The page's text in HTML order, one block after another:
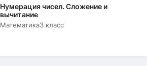
Нумерация чисел. Сложение и
вычитание
Математика3 класс